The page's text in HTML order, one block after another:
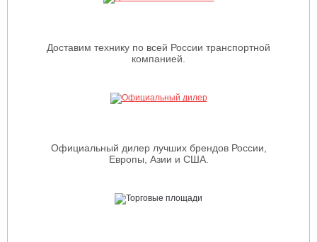
Доставим технику по всей России транспортной
компанией.
Официальный дилер лучших брендов России,
Европы, Азии и США.